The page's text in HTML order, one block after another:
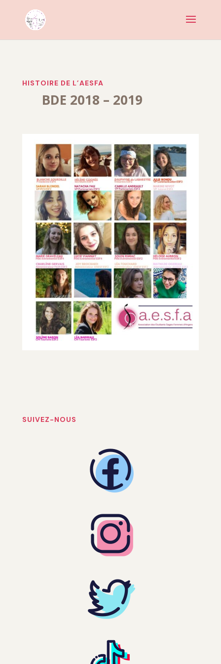
HISTOIRE DE L’AESFA
BDE 2018 – 2019
SUIVEZ-NOUS